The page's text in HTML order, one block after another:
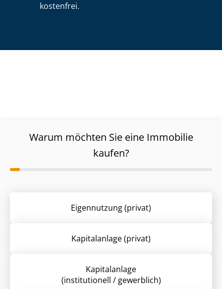
kostenfrei.
Warum möchten Sie eine Immobilie
kaufen?
Eigennutzung (privat)
Kapitalanlage (privat)
Kapitalanlage
(institutionell / gewerblich)